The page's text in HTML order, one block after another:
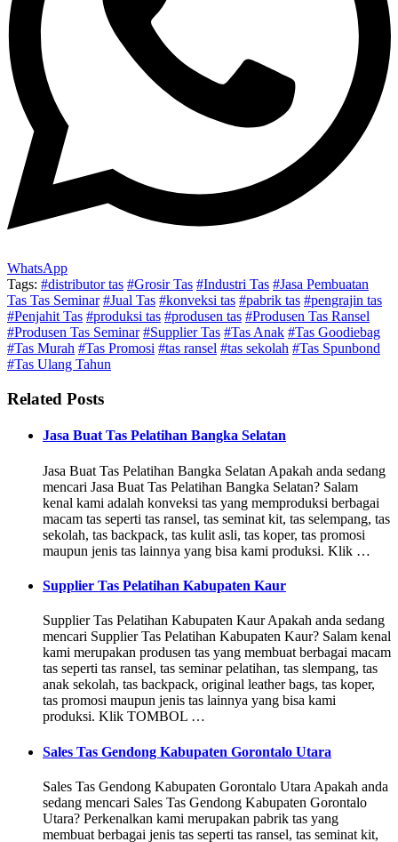
WhatsApp
Tags: #distributor tas #Grosir Tas #Industri Tas #Jasa Pembuatan
Tas Tas Seminar #Jual Tas #konveksi tas #pabrik tas #pengrajin tas
#Penjahit Tas #produksi tas #produsen tas #Produsen Tas Ransel
#Produsen Tas Seminar #Supplier Tas #Tas Anak #Tas Goodiebag
#Tas Murah #Tas Promosi #tas ransel #tas sekolah #Tas Spunbond
#Tas Ulang Tahun
Related Posts
Jasa Buat Tas Pelatihan Bangka Selatan
Jasa Buat Tas Pelatihan Bangka Selatan Apakah anda sedang
mencari Jasa Buat Tas Pelatihan Bangka Selatan? Salam
kenal kami adalah konveksi tas yang memproduksi berbagai
macam tas seperti tas ransel, tas seminat kit, tas selempang, tas
sekolah, tas backpack, tas kulit asli, tas koper, tas promosi
maupun jenis tas lainnya yang bisa kami produksi. Klik …
Supplier Tas Pelatihan Kabupaten Kaur
Supplier Tas Pelatihan Kabupaten Kaur Apakah anda sedang
mencari Supplier Tas Pelatihan Kabupaten Kaur? Salam kenal
kami merupakan produsen tas yang membuat berbagai macam
tas seperti tas ransel, tas seminar pelatihan, tas slempang, tas
anak sekolah, tas backpack, original leather bags, tas koper,
tas promosi maupun jenis tas lainnya yang bisa kami
produksi. Klik TOMBOL …
Sales Tas Gendong Kabupaten Gorontalo Utara
Sales Tas Gendong Kabupaten Gorontalo Utara Apakah anda
sedang mencari Sales Tas Gendong Kabupaten Gorontalo
Utara? Perkenalkan kami merupakan pabrik tas yang
membuat berbagai jenis tas seperti tas ransel, tas seminat kit,